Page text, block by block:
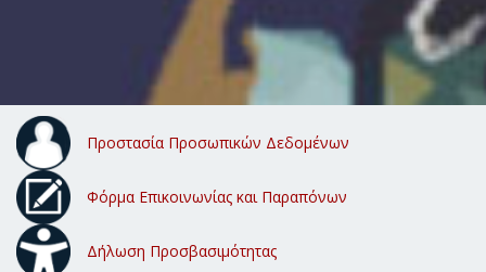
Προστασία Προσωπικών Δεδομένων
Φόρμα Επικοινωνίας και Παραπόνων
Δήλωση Προσβασιμότητας